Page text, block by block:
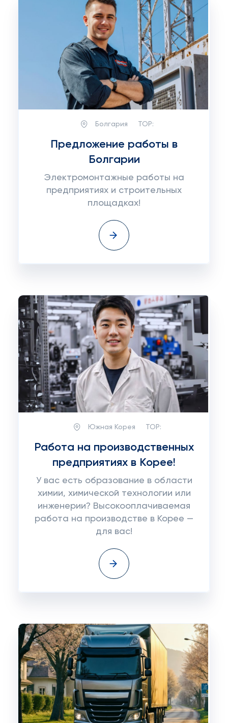
Болгария TOP:
Предложение работы в
Болгарии
Электромонтажные работы на
предприятиях и строительных
площадках!
Южная Корея TOP:
Работа на производственных
предприятиях в Корее!
У вас есть образование в области
химии, химической технологии или
инженерии? Высокооплачиваемая
работа на производстве в Корее —
для вас!